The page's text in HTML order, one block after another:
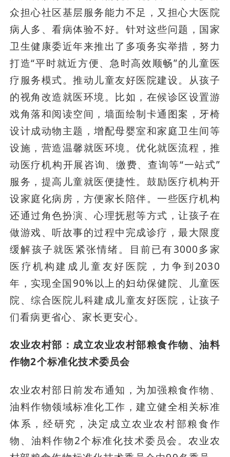
众担心社区基层服务能力不足，又担心大医院
病人多、看病体验不好。针对这些问题，国家
卫生健康委近年来推出了多项务实举措，努力
打造“平时就近方便、急时高效顺畅”的儿童医
疗服务模式。推动儿童友好医院建设。从孩子
的视角改造就医环境。比如，在候诊区设置游
戏角落和阅读空间，墙面绘制卡通图案，牙椅
设计成动物主题，增配母婴室和家庭卫生间等
设施，营造温馨就医环境。优化就医流程，推
动医疗机构开展咨询、缴费、查询等“一站式”
服务，提高儿童就医便捷性。鼓励医疗机构开
设家庭化病房，方便家长陪伴。一些医疗机构
还通过角色扮演、心理抚慰等方式，让孩子在
做游戏、听故事的过程中完成诊疗，最大限度
缓解孩子就医紧张情绪。目前已有3000多家
医疗机构建成儿童友好医院，力争到2030
年，实现全国90%以上的妇幼保健院、儿童医
院、综合医院儿科建成儿童友好医院，让孩子
们看病更省心、家长更安心。
农业农村部：成立农业农村部粮食作物、油料
作物2个标准化技术委员会
农业农村部日前发布通知，为加强粮食作物、
油料作物领域标准化工作，建立健全相关标准
体系，经研究，决定成立农业农村部粮食作
物、油料作物2个标准化技术委员会。农业农